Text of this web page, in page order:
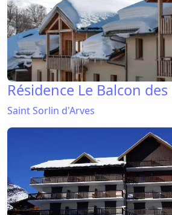
Résidence Le Balcon
Saint Sorlin d'Arves